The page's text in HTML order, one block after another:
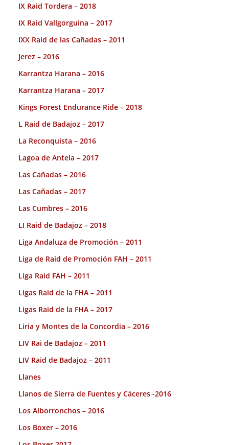
IX Raid Tordera – 2018
IX Raid Vallgorguina – 2017
IXX Raid de las Cañadas – 2011
Jerez – 2016
Karrantza Harana – 2016
Karrantza Harana – 2017
Kings Forest Endurance Ride – 2018
L Raid de Badajoz – 2017
La Reconquista – 2016
Lagoa de Antela – 2017
Las Cañadas – 2016
Las Cañadas – 2017
Las Cumbres – 2016
LI Raid de Badajoz – 2018
Liga Andaluza de Promoción – 2011
Liga de Raid de Promoción FAH – 2011
Liga Raid FAH – 2011
Ligas Raid de la FHA – 2011
Ligas Raid de la FHA – 2017
Liria y Montes de la Concordia – 2016
LIV Rai de Badajoz – 2011
LIV Raid de Badajoz – 2011
Llanes
Llanos de Sierra de Fuentes y Cáceres -2016
Los Alborronchos – 2016
Los Boxer – 2016